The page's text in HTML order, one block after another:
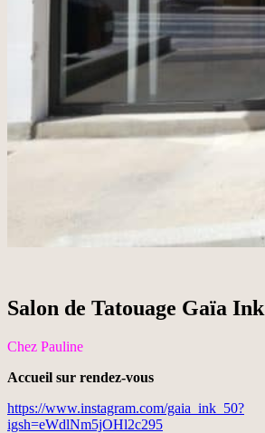
Salon de Tatouage Gaïa Ink
Chez Pauline
Accueil sur rendez-vous
https://www.instagram.com/gaia_ink_50?
igsh=eWdlNm5jOHl2c295